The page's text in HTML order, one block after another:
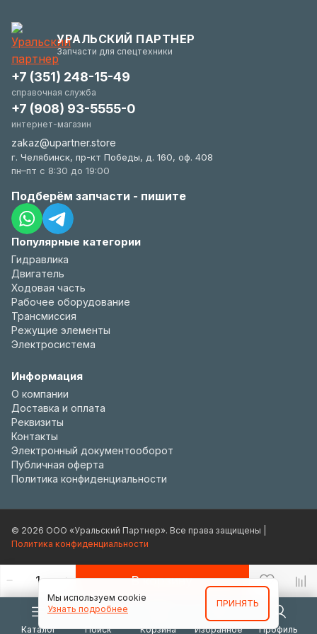
В корзину
гибки и всегда заинтересованы в вашем
удобстве.
УРАЛЬСКИЙ ПАРТНЕР
Запчасти для спецтехники
Популярные категории
Гидравлика
Двигатель
Ходовая часть
Рабочее оборудование
Трансмиссия
Режущие элементы
Электросистема
Информация
О компании
Доставка и оплата
Реквизиты
Контакты
Электронный документооборот
Публичная оферта
Политика конфиденциальности
+7 (351) 248-15-49
справочная служба
+7 (908) 93-5555-0
интернет-магазин
zakaz@upartner.store
г. Челябинск, пр-кт Победы, д. 160, оф. 408
пн–пт с 8:30 до 19:00
Подберём запчасти - пишите
© 2026 ООО «Уральский Партнер». Все права защищены |
Политика конфиденциальности
Каталог Поиск Корзина Избранное Профиль
Мы используем cookie
Узнать подробнее
ПРИНЯТЬ